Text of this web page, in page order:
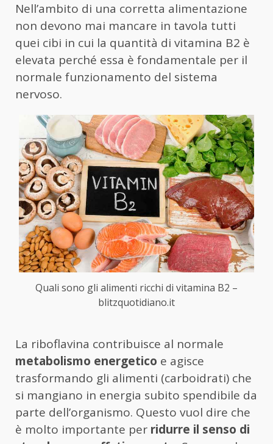
Nell’ambito di una corretta alimentazione
non devono mai mancare in tavola tutti
quei cibi in cui la quantità di vitamina B2 è
elevata perché essa è fondamentale per il
normale funzionamento del sistema
nervoso.
Quali sono gli alimenti ricchi di vitamina B2 –
blitzquotidiano.it
La riboflavina contribuisce al normale
metabolismo energetico e agisce
trasformando gli alimenti (carboidrati) che
si mangiano in energia subito spendibile da
parte dell’organismo. Questo vuol dire che
è molto importante per ridurre il senso di